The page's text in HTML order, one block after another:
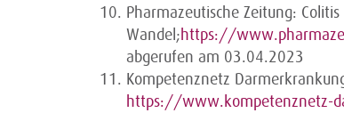
Pharmazeutische Zeitung:
Wandel; https://
abgerufen am 03.04.2023
Kompetenznetz
https://www.kompetenznetz-